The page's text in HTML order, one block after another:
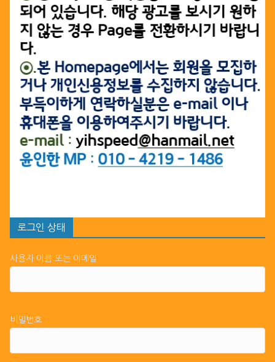
로그인 상태
사용자 이름 또는 이메일
비밀번호